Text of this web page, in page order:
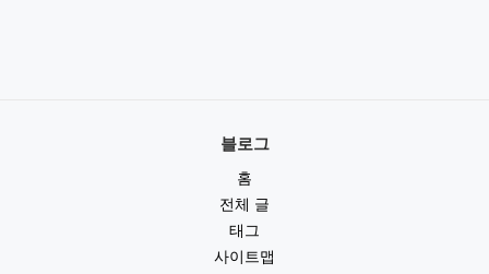
블로그
홈
전체 글
태그
사이트맵